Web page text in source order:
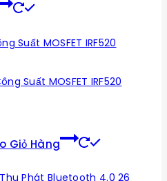
Suất MOSFET IRF520
Giỏ Hàng